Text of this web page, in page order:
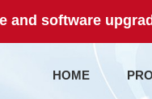
and software
HOME